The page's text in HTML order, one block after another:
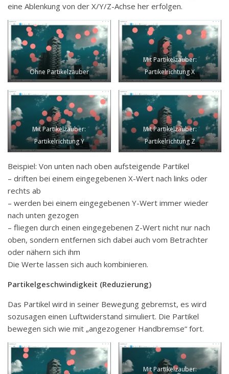
eine Ablenkung von der X/Y/Z-Achse her erfolgen.
Ohne Partikelzauber
Mit Partikelzauber:
Partikelrichtung X
Mit Partikelzauber:
Partikelrichtung Y
Mit Partikelzauber:
Partikelrichtung Z
Beispiel: Von unten nach oben aufsteigende Partikel
– driften bei einem eingegebenen X-Wert nach links oder
rechts ab
– werden bei einem eingegebenen Y-Wert immer wieder
nach unten gezogen
– fliegen durch einen eingegebenen Z-Wert nicht nur nach
oben, sondern entfernen sich dabei auch vom Betrachter
oder nähern sich ihm
Die Werte lassen sich auch kombinieren.
Partikelgeschwindigkeit (Reduzierung)
Das Partikel wird in seiner Bewegung gebremst, es wird
sozusagen einen Luftwiderstand simuliert. Die Partikel
bewegen sich wie mit „angezogener Handbremse“ fort.
Mit Partikelzauber: